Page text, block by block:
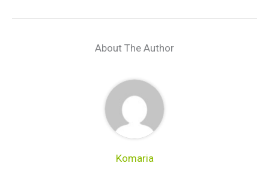
About The Author
Komaria